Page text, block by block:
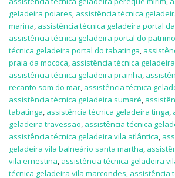
geladeira poiares, assistência técnica
marina, assistência técnica geladeira portal
assistência técnica geladeira portal do
técnica geladeira portal do tabatinga,
praia da mococa, assistência técnica
assistência técnica geladeira prainha,
recanto som do mar, assistência técnica
assistência técnica geladeira sumaré,
tabatinga, assistência técnica geladeira tinga,
geladeira travessão, assistência técnica
assistência técnica geladeira vila atlântica,
geladeira vila balneário santa martha,
vila ernestina, assistência técnica geladeira
técnica geladeira vila marcondes, assistência